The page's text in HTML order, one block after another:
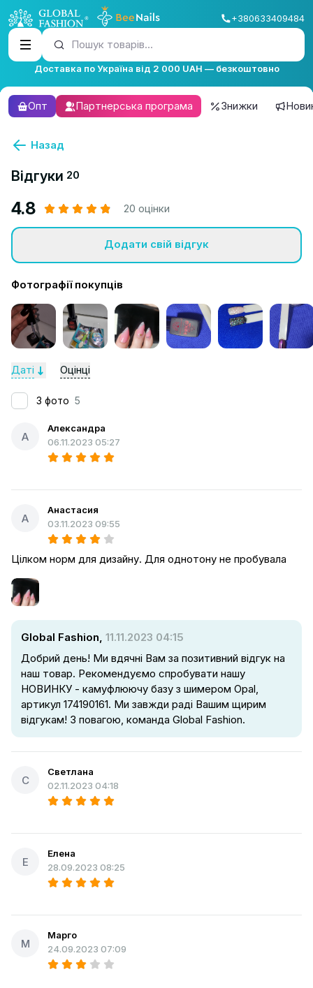
+380633409484
Пошук товарів...
Доставка по Україна від 2 000 UAH — безкоштовно
Опт Партнерська програма Знижки
Назад
Відгуки 20
4.8 20 оцінки
Додати свій відгук
Фотографії покупців
Даті Оцінці
З фото 5
А
Александра
06.11.2023 05:27
А
Анастасия
03.11.2023 09:55
Цілком норм для дизайну. Для однотону не пробувала
Global Fashion, 11.11.2023 04:15
Добрий день! Ми вдячні Вам за позитивний відгук на
наш товар. Рекомендуємо спробувати нашу
НОВИНКУ - камуфлюючу базу з шимером Opal,
артикул 174190161. Ми завжди раді Вашим щирим
відгукам! З повагою, команда Global Fashion.
С
Светлана
02.11.2023 04:18
Е
Елена
28.09.2023 08:25
М
Марго
24.09.2023 07:09